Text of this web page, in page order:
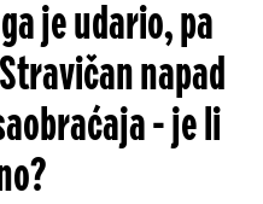
je udario, pa
napad
- je li